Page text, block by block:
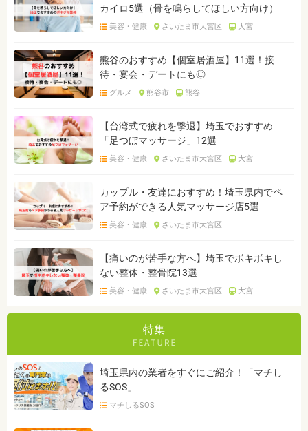
カイロ5選（骨を鳴らしてほしい方向け）
美容・健康 さいたま市大宮区 大宮
熊谷のおすすめ【個室居酒屋】11選！接
待・宴会・デートにも◎
グルメ 熊谷市 熊谷
【台湾式で疲れを撃退】埼玉でおすすめ
「足つぼマッサージ」12選
美容・健康 さいたま市大宮区 大宮
カップル・友達におすすめ！埼玉県内でペ
ア予約ができる人気マッサージ店5選
美容・健康 さいたま市大宮区
【痛いのが苦手な方へ】埼玉でボキボキし
ない整体・整骨院13選
美容・健康 さいたま市大宮区 大宮
特集
埼玉県内の業者をすぐにご紹介！「マチし
るSOS」
マチしるSOS